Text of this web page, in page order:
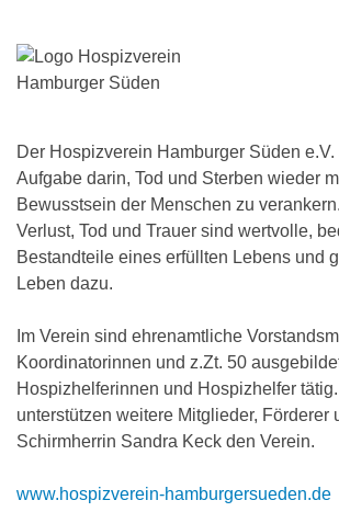
Der Hospizverein Hamburger Süden
Aufgabe darin, Tod und Sterben wieder
Bewusstsein der Menschen zu
Verlust, Tod und Trauer sind wertvolle,
Bestandteile eines erfüllten Lebens und
Leben dazu.
Im Verein sind ehrenamtliche
Koordinatorinnen und z.Zt. 50
Hospizhelferinnen und Hospizhelfer
unterstützen weitere Mitglieder, Förderer
Schirmherrin Sandra Keck den Verein.
www.hospizverein-hamburgersueden.de